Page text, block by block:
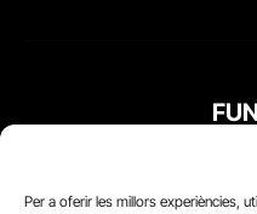
Per a oferir les millors experiències,